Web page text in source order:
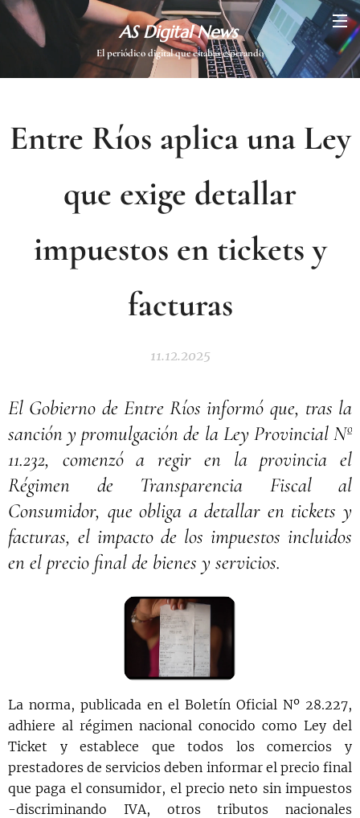
AS Digital News
El periódico digital que estabas esperando
Entre Ríos aplica una Ley
que exige detallar
impuestos en tickets y
facturas
11.12.2025
El Gobierno de Entre Ríos informó que, tras la
sanción y promulgación de la Ley Provincial Nº
11.232, comenzó a regir en la provincia el
Régimen de Transparencia Fiscal al
Consumidor, que obliga a detallar en tickets y
facturas, el impacto de los impuestos incluidos
en el precio final de bienes y servicios.
La norma, publicada en el Boletín Oficial Nº 28.227,
adhiere al régimen nacional conocido como Ley del
Ticket y establece que todos los comercios y
prestadores de servicios deben informar el precio final
que paga el consumidor, el precio neto sin impuestos
-discriminando IVA, otros tributos nacionales